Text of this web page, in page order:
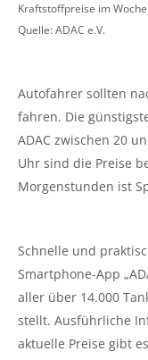
Kraftstoffpreise im
Quelle: ADAC e.V.
Autofahrer sollten
fahren. Die
ADAC zwischen 20
Uhr sind die Preise
Morgenstunden ist
Schnelle und
Smartphone-App
aller über 14.000
stellt. Ausführliche
aktuelle Preise gibt